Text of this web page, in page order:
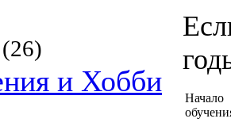
(26)
и Хобби
Начало